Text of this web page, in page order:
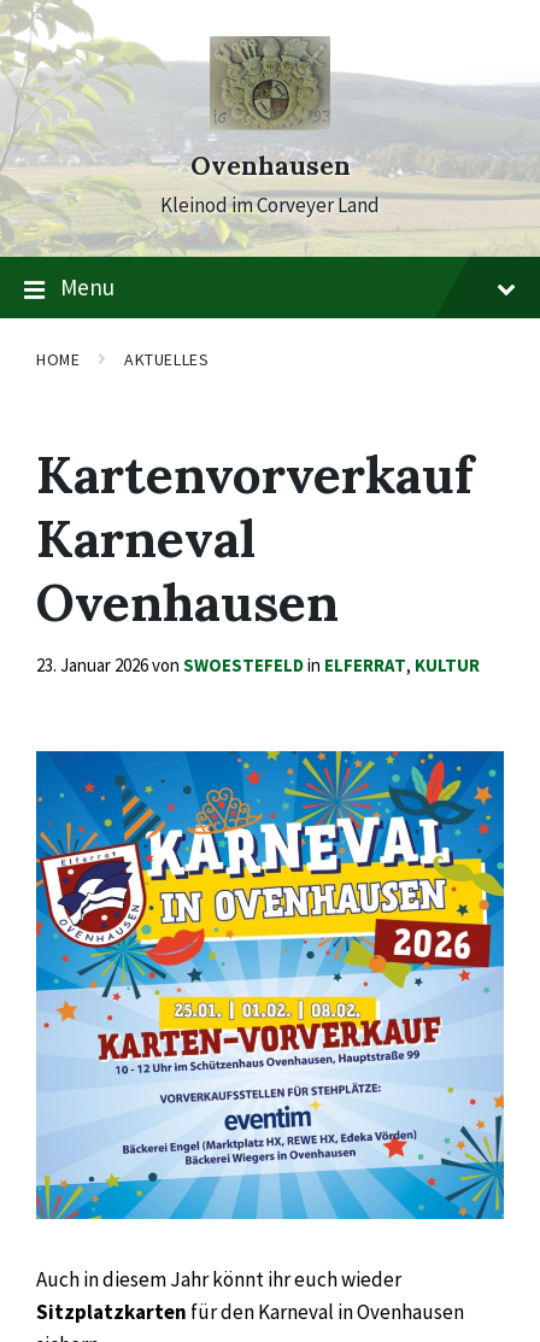
Skip
to
content
Skip
to
main
navigation
Skip
to
footer
Ovenhausen
Kleinod im Corveyer Land
Menu
HOME AKTUELLES
Kartenvorverkauf
Karneval
Ovenhausen
23. Januar 2026von SWOESTEFELDin ELFERRAT, KULTUR
Auch in diesem Jahr könnt ihr euch wieder
Sitzplatzkarten für den Karneval in Ovenhausen